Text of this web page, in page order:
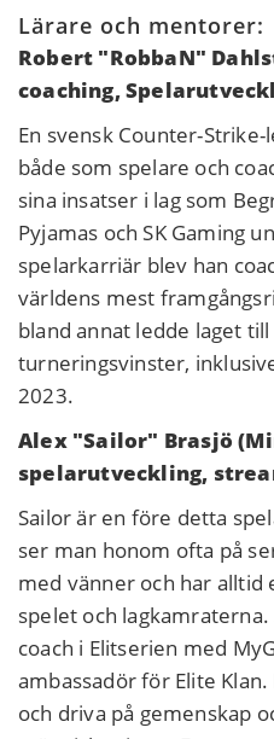
Lärare och mentorer:
Robert "RobbaN"
coaching,
En svensk Counter-
både som spelare och
sina insatser i lag som
Pyjamas och SK Gaming
spelarkarriär blev han
världens mest
bland annat ledde laget
turneringsvinster,
2023.
Alex "Sailor" Brasjö
spelarutveckling,
Sailor är en före detta
ser man honom ofta på
med vänner och har alltid
spelet och
coach i Elitserien med
ambassadör för Elite
och driva på gemenskap